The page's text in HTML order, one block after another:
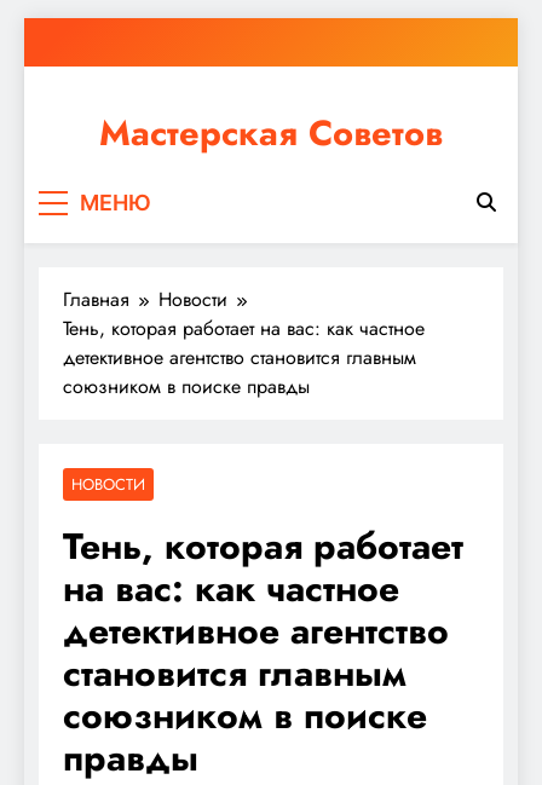
к
Мастерская Советов
ремонт или крупное строительство, в Мастерской
МЕНЮ
Главная
Новости
Тень, которая работает на вас: как частное
детективное агентство становится главным
союзником в поиске правды
НОВОСТИ
Тень, которая работает
на вас: как частное
детективное агентство
становится главным
союзником в поиске
правды